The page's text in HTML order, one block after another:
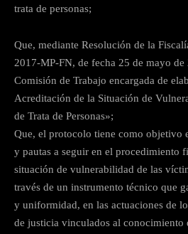
trata de personas;
Que, mediante Resolución de la
2017-MP-FN, de fecha 25 de mayo
Comisión de Trabajo encargada de
Acreditación de la Situación de
de Trata de Personas»;
Que, el protocolo tiene como objetivo
y pautas a seguir en el procedimiento
situación de vulnerabilidad de las
través de un instrumento técnico que
y uniformidad, en las actuaciones de
de justicia vinculados al conocimiento